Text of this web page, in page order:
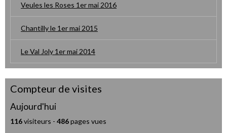
Veules les Roses 1er mai 2016
Chantilly le 1er mai 2015
Le Val Joly 1er mai 2014
Compteur de visites
Aujourd'hui
116visiteurs - 486pages vues